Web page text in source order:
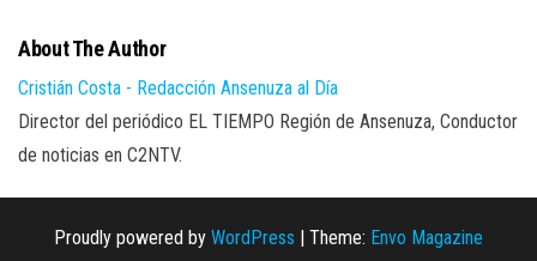
About The Author
Cristián Costa - Redacción Ansenuza al Día
Director del periódico EL TIEMPO Región de Ansenuza, Conductor
de noticias en C2NTV.
Proudly powered by WordPress | Theme: Envo Magazine